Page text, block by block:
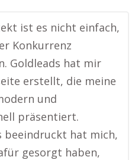
ist es nicht einfach,
Konkurrenz
Goldleads hat mir
erstellt, die meine
und
präsentiert.
beeindruckt hat mich,
gesorgt haben,